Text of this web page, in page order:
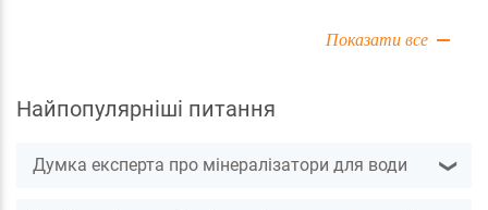
Показати все
Найпопулярніші питання
Думка експерта про мінералізатори для води ❯